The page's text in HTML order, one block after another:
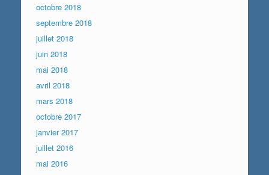
octobre 2018
septembre 2018
juillet 2018
juin 2018
mai 2018
avril 2018
mars 2018
octobre 2017
janvier 2017
juillet 2016
mai 2016